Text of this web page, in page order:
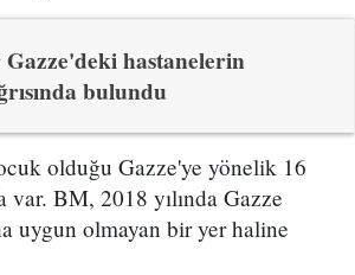
hastanelerin
bulundu
olduğu Gazze'ye yönelik 16
var. BM, 2018 yılında Gazze
uygun olmayan bir yer haline